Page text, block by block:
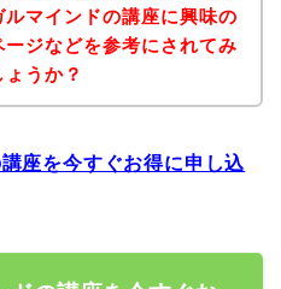
マインドの講座に興味の
ージなどを参考にされてみ
うか？
座を今すぐお得に申し込